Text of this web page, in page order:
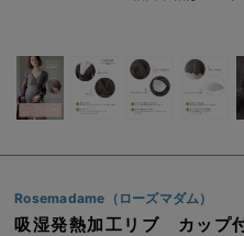
ハレの日に着るANGELIEBEのセレモ
買って正解！高評価レビューアイテ
親子コーデ｜ママとベビーにおすす
Rosemadame（ローズマダム）
吸湿発熱加工リブ カップ